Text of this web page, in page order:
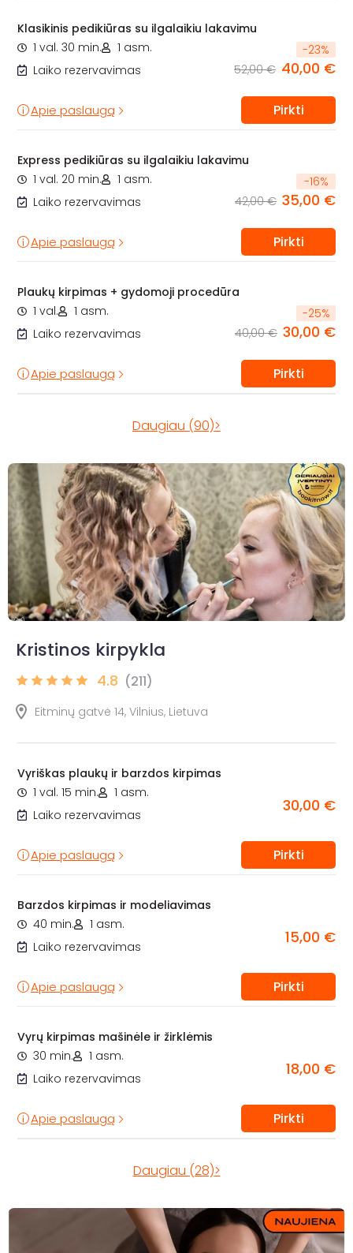
Klasikinis pedikiūras su ilgalaikiu lakavimu
1 val. 30 min.
1 asm.
Laiko rezervavimas
-23%
52,00 € 40,00 €
Apie paslaugą Pirkti
Express pedikiūras su ilgalaikiu lakavimu
1 val. 20 min.
1 asm.
Laiko rezervavimas
-16%
42,00 € 35,00 €
Apie paslaugą Pirkti
Plaukų kirpimas + gydomoji procedūra
1 val.
1 asm.
Laiko rezervavimas
-25%
40,00 € 30,00 €
Apie paslaugą Pirkti
Daugiau (90)>
Kristinos kirpykla
4.8 (211)
Eitminų gatvė 14, Vilnius, Lietuva
Vyriškas plaukų ir barzdos kirpimas
1 val. 15 min.
1 asm.
Laiko rezervavimas
30,00 €
Apie paslaugą Pirkti
Barzdos kirpimas ir modeliavimas
40 min.
1 asm.
Laiko rezervavimas
15,00 €
Apie paslaugą Pirkti
Vyrų kirpimas mašinėle ir žirklėmis
30 min.
1 asm.
Laiko rezervavimas
18,00 €
Apie paslaugą Pirkti
Daugiau (28)>